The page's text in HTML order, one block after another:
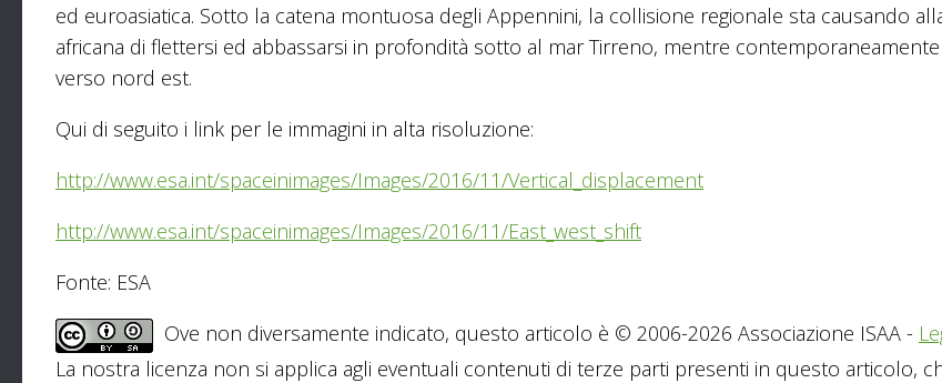
ed euroasiatica. Sotto la catena montuosa degli Appennini, la collisione regionale sta causando
africana di flettersi ed abbassarsi in profondità sotto al mar Tirreno, mentre
verso nord est.
Qui di seguito i link per le immagini in alta risoluzione:
http://www.esa.int/spaceinimages/Images/2016/11/Vertical_displacement
http://www.esa.int/spaceinimages/Images/2016/11/East_west_shift
Fonte: ESA
Ove non diversamente indicato, questo articolo è © 2006-2026 Associazione ISAA -
La nostra licenza non si applica agli eventuali contenuti di terze parti presenti in questo articolo,